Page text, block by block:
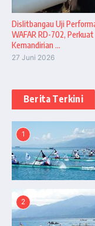
Dislitbangau Uji
WAFAR RD-702, Perkuat
Kemandirian ...
27 Juni 2026
Berita Terkini
1
2